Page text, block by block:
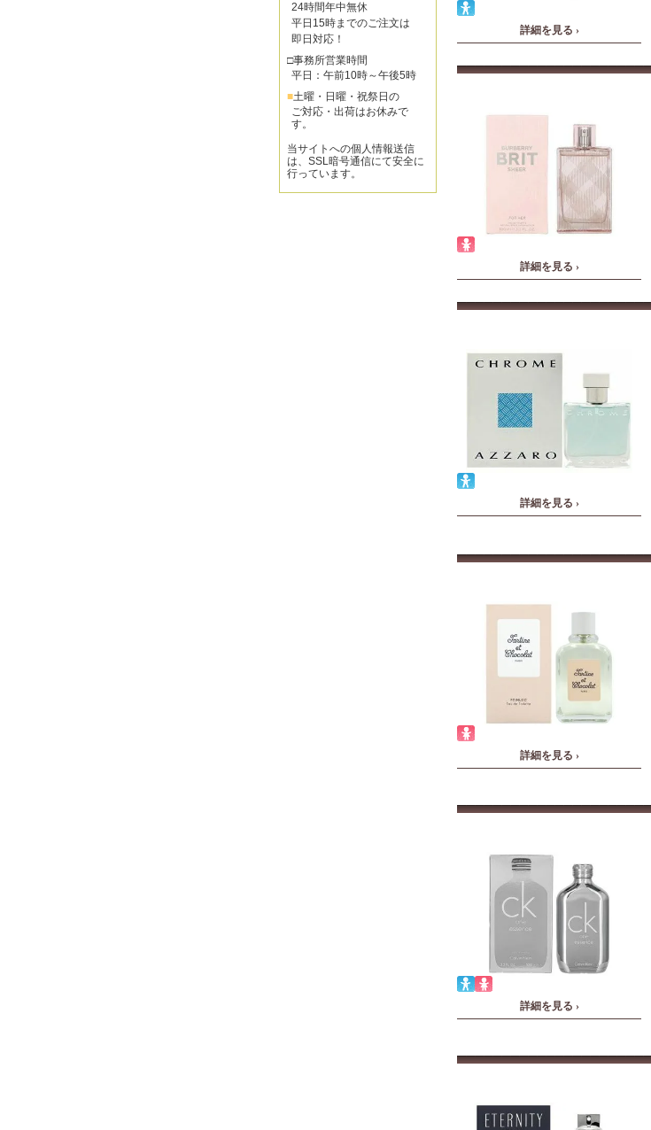
詳細を見る ›
詳細を見る ›
詳細を見る ›
詳細を見る ›
詳細を見る ›
24時間年中無休
平日15時までのご注文は
即日対応！
□事務所営業時間
平日：午前10時～午後5時
■土曜・日曜・祝祭日の
ご対応・出荷はお休みで
す。
当サイトへの個人情報送信
は、SSL暗号通信にて安全に
行っています。